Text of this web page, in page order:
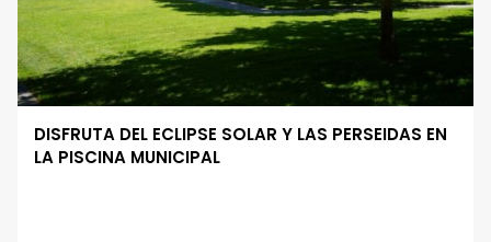
DISFRUTA DEL ECLIPSE SOLAR Y LAS PERSEIDAS EN
LA PISCINA MUNICIPAL